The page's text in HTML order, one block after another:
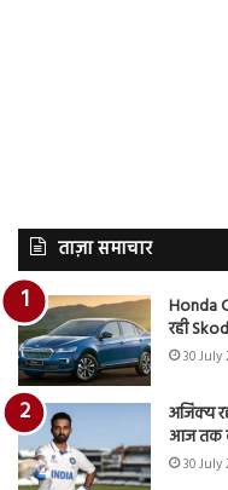
ताज़ा समाचार
Honda
रही
30 July
अजिंक्य
आज तक
30 July